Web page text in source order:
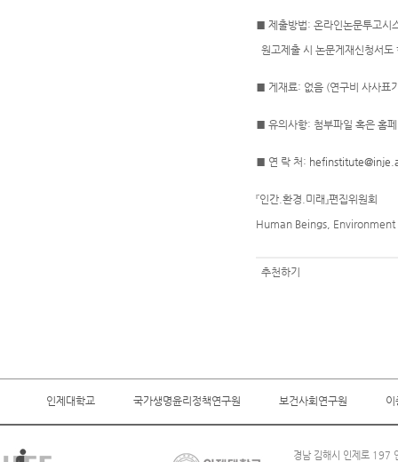
■ 제출방법: 온라인논문투고시
원고제출 시 논문게재신청서도
■ 게재료: 없음 (연구비 사사표
■ 유의사항: 첨부파일 혹은 홈
■ 연 락 처:
『인간.환경.미래』편집위원회
Human Beings,
추천하기
인제대학교 국가생명윤리정책연구원 보건사회연구원 이
경남 김해시 인제로